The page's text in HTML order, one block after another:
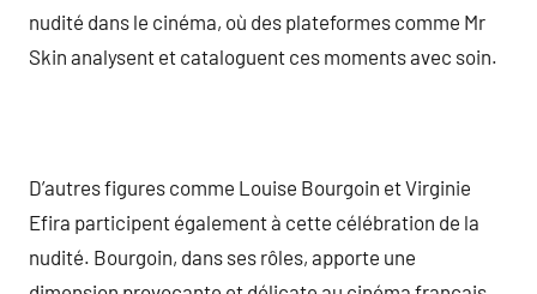
nudité dans le cinéma, où des plateformes comme Mr
Skin analysent et cataloguent ces moments avec soin.
D’autres figures comme Louise Bourgoin et Virginie
Efira participent également à cette célébration de la
nudité. Bourgoin, dans ses rôles, apporte une